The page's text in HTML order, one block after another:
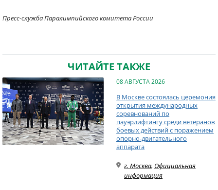
Пресс-служба Паралимпийского комитета России
ЧИТАЙТЕ ТАКЖЕ
08 АВГУСТА 2026
В Москве состоялась церемония
открытия международных
соревнований по
пауэрлифтингу среди ветеранов
боевых действий с поражением
опорно-двигательного
аппарата
г. Москва, Официальная
информация